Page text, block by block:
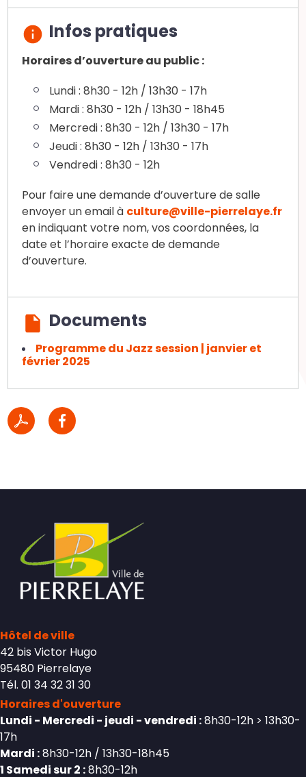
Infos pratiques
Horaires d’ouverture au public :
Lundi : 8h30 - 12h / 13h30 - 17h
Mardi : 8h30 - 12h / 13h30 - 18h45
Mercredi : 8h30 - 12h / 13h30 - 17h
Jeudi : 8h30 - 12h / 13h30 - 17h
Vendredi : 8h30 - 12h
Pour faire une demande d’ouverture de salle
envoyer un email à culture@ville-pierrelaye.fr
en indiquant votre nom, vos coordonnées, la
date et l’horaire exacte de demande
d’ouverture.
Documents
Programme du Jazz session | janvier et
février 2025
Hôtel de ville
42 bis Victor Hugo
95480 Pierrelaye
Tél. 01 34 32 31 30
Horaires d'ouverture
Lundi - Mercredi - jeudi - vendredi :8h30-12h > 13h30-
17h
Mardi :8h30-12h / 13h30-18h45
1 Samedi sur 2 :8h30-12h